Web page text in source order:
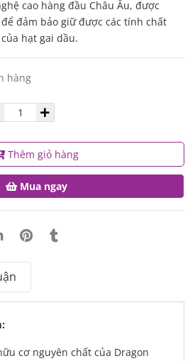
cao hàng đầu Châu Âu, được
đảm bảo giữ được các tính chất
hạt gai dầu.
hàng
Thêm giỏ hàng
Mua ngay
cơ nguyên chất của Dragon